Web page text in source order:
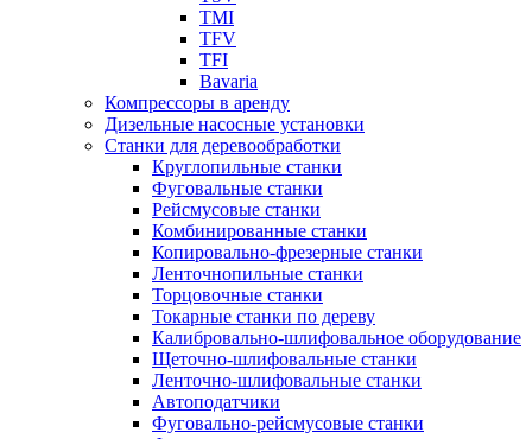
TMI
TFV
TFI
Bavaria
Компрессоры в аренду
Дизельные насосные установки
Станки для деревообработки
Круглопильные станки
Фуговальные станки
Рейсмусовые станки
Комбинированные станки
Копировально-фрезерные станки
Ленточнопильные станки
Торцовочные станки
Токарные станки по дереву
Калибровально-шлифовальное оборудование
Щеточно-шлифовальные станки
Ленточно-шлифовальные станки
Автоподатчики
Фуговально-рейсмусовые станки